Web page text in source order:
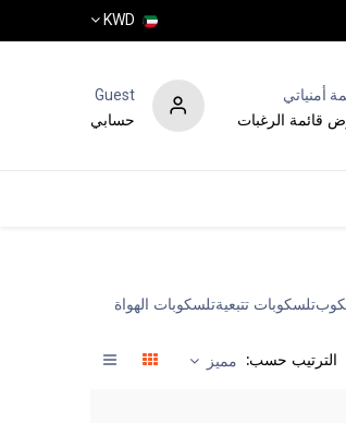
KWD
أمنياتي
قائمة الرغبات
Guest
حسابي
تلسكوبات تتبعيةتلسكوبات الهواة
الترتيب حسب: مميز